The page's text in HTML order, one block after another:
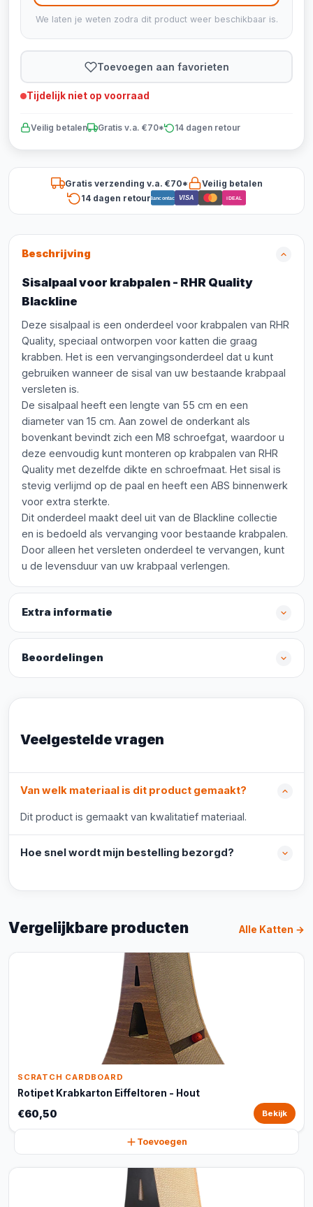
We laten je weten zodra dit product weer beschikbaar is.
Toevoegen aan favorieten
Tijdelijk niet op voorraad
Veilig betalen Gratis v.a. €70* 14 dagen retour
Gratis verzending v.a. €70*
Veilig betalen
14 dagen retourBancontact VISA iDEAL
Beschrijving
Sisalpaal voor krabpalen - RHR Quality
Blackline
Deze sisalpaal is een onderdeel voor krabpalen van RHR
Quality, speciaal ontworpen voor katten die graag
krabben. Het is een vervangingsonderdeel dat u kunt
gebruiken wanneer de sisal van uw bestaande krabpaal
versleten is.
De sisalpaal heeft een lengte van 55 cm en een
diameter van 15 cm. Aan zowel de onderkant als
bovenkant bevindt zich een M8 schroefgat, waardoor u
deze eenvoudig kunt monteren op krabpalen van RHR
Quality met dezelfde dikte en schroefmaat. Het sisal is
stevig verlijmd op de paal en heeft een ABS binnenwerk
voor extra sterkte.
Dit onderdeel maakt deel uit van de Blackline collectie
en is bedoeld als vervanging voor bestaande krabpalen.
Door alleen het versleten onderdeel te vervangen, kunt
u de levensduur van uw krabpaal verlengen.
Extra informatie
Beoordelingen
Veelgestelde vragen
Van welk materiaal is dit product gemaakt?
Dit product is gemaakt van kwalitatief materiaal.
Hoe snel wordt mijn bestelling bezorgd?
Vergelijkbare producten Alle Katten →
SCRATCH CARDBOARD
Rotipet Krabkarton Eiffeltoren - Hout
€60,50 Bekijk
Toevoegen